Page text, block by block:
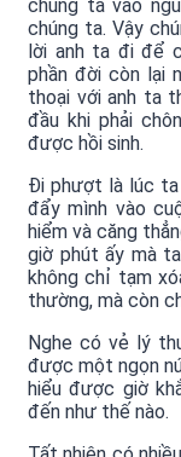
chúng ta vào
chúng ta. Vậy
lời anh ta đi để
phần đời còn lại
thoại với anh ta
đầu khi phải
được hồi sinh.
Đi phượt là lúc
đẩy mình vào
hiểm và căng
giờ phút ấy mà
không chỉ tạm
thường, mà còn
Nghe có vẻ lý
được một ngọn
hiểu được giờ
đến như thế nào.